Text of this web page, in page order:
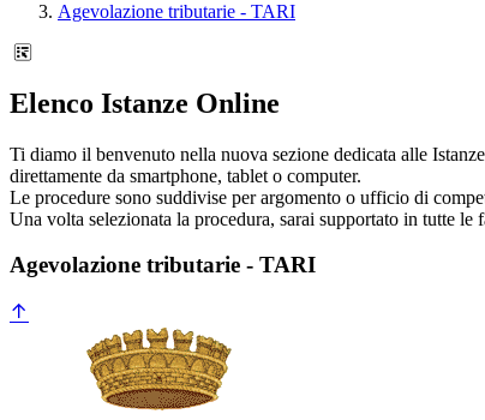
Agevolazione tributarie - TARI
Elenco Istanze Online
Ti diamo il benvenuto nella nuova sezione dedicata alle
direttamente da smartphone, tablet o computer.
Le procedure sono suddivise per argomento o ufficio di
Una volta selezionata la procedura, sarai supportato in tutte
Agevolazione tributarie - TARI